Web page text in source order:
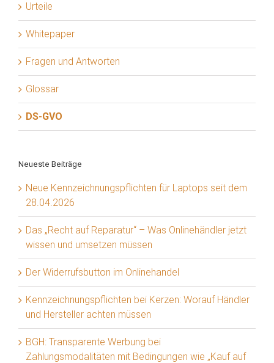
Urteile
Whitepaper
Fragen und Antworten
Glossar
DS-GVO
Neueste Beiträge
Neue Kennzeichnungspflichten für Laptops seit dem
28.04.2026
Das „Recht auf Reparatur“ – Was Onlinehändler jetzt
wissen und umsetzen müssen
Der Widerrufsbutton im Onlinehandel
Kennzeichnungspflichten bei Kerzen: Worauf Händler
und Hersteller achten müssen
BGH: Transparente Werbung bei
Zahlungsmodalitäten mit Bedingungen wie „Kauf auf